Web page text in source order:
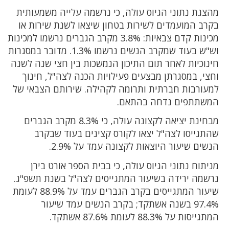
מהצגת נתוני הגיוס עולה, כי נרשמה עלייה משמעותית
בקרב המועמדים לשירות בטחון שיצאו לשנת שירות או
מכינות קדם צבאיות: 3.8% מקרב הגברים נרשמו למכינות
וש"ש בעוד שמקרב הנשים נרשמו 1.3%. מדובר במסגרות
חינוכיות לאחר תום התיכון הנמשכות בין חצי שנה לשנה
וחצי, במסגרתן מבצעים פעילויות הכנה לצה"ל, חינוך
למעורבות חברתית ותרומה לקהילה. שירותם הצבאי של
המשתתפים נדחה בהתאם.
מבחינת יציאה לקצונה עולה, כי 8.3% מקרב הגברים
שהתגייסו לצה"ל יצאו לקורס קצינים בעוד שבקרב
הנשים שיעור היוצאות לקצונה עמד על 2.9%.
מניתוח נתוני הגיוס עולה, כי בבית הספר אורט בירן
נרשמה ירידה בשיעור המתגייסים לצה"ל בשנת תשפ"ג.
שיעור המתגייסים בקרב הגברים עמד על 88.9% לעומת
97.4% בשנה אשתקד; בקרב הנשים עמד שיעור
המתגייסות על 88.3% לעומת 87.6% אשתקד.